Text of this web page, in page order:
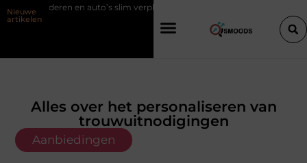
Nieuwe
artikelen
slim verplaatsen met twee liften naast elkaar
Alles over het personaliseren van
trouwuitnodigingen
Aanbiedingen